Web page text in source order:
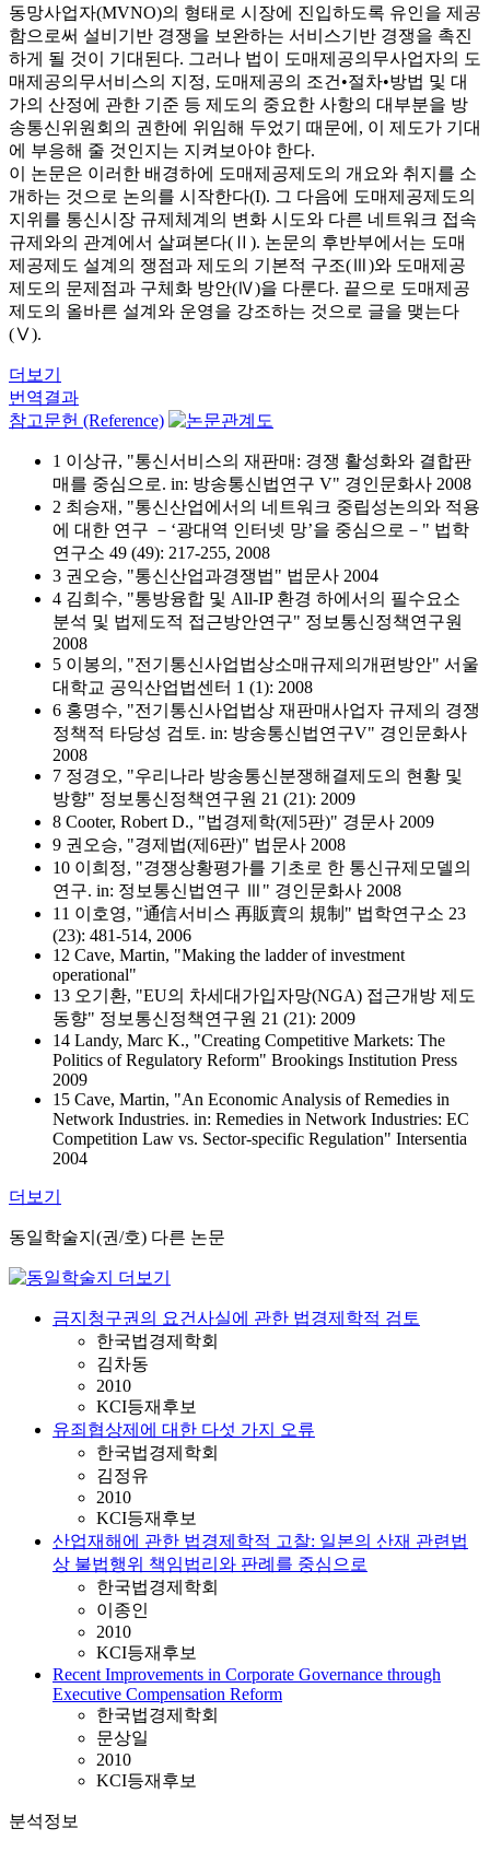
동망사업자(MVNO)의 형태로 시장에 진입하도록 유인을 제공
함으로써 설비기반 경쟁을 보완하는 서비스기반 경쟁을 촉진
하게 될 것이 기대된다. 그러나 법이 도매제공의무사업자의 도
매제공의무서비스의 지정, 도매제공의 조건•절차•방법 및 대
가의 산정에 관한 기준 등 제도의 중요한 사항의 대부분을 방
송통신위원회의 권한에 위임해 두었기 때문에, 이 제도가 기대
에 부응해 줄 것인지는 지켜보아야 한다.
이 논문은 이러한 배경하에 도매제공제도의 개요와 취지를 소
개하는 것으로 논의를 시작한다(I). 그 다음에 도매제공제도의
지위를 통신시장 규제체계의 변화 시도와 다른 네트워크 접속
규제와의 관계에서 살펴본다(Ⅱ). 논문의 후반부에서는 도매
제공제도 설계의 쟁점과 제도의 기본적 구조(Ⅲ)와 도매제공
제도의 문제점과 구체화 방안(Ⅳ)을 다룬다. 끝으로 도매제공
제도의 올바른 설계와 운영을 강조하는 것으로 글을 맺는다
(Ⅴ).
더보기
번역결과
참고문헌 (Reference)
1 이상규, "통신서비스의 재판매: 경쟁 활성화와 결합판
매를 중심으로. in: 방송통신법연구 V" 경인문화사 2008
2 최승재, "통신산업에서의 네트워크 중립성논의와 적용
에 대한 연구 －‘광대역 인터넷 망’을 중심으로－" 법학
연구소 49 (49): 217-255, 2008
3 권오승, "통신산업과경쟁법" 법문사 2004
4 김희수, "통방융합 및 All-IP 환경 하에서의 필수요소
분석 및 법제도적 접근방안연구" 정보통신정책연구원
2008
5 이봉의, "전기통신사업법상소매규제의개편방안" 서울
대학교 공익산업법센터 1 (1): 2008
6 홍명수, "전기통신사업법상 재판매사업자 규제의 경쟁
정책적 타당성 검토. in: 방송통신법연구V" 경인문화사
2008
7 정경오, "우리나라 방송통신분쟁해결제도의 현황 및
방향" 정보통신정책연구원 21 (21): 2009
8 Cooter, Robert D., "법경제학(제5판)" 경문사 2009
9 권오승, "경제법(제6판)" 법문사 2008
10 이희정, "경쟁상황평가를 기초로 한 통신규제모델의
연구. in: 정보통신법연구 Ⅲ" 경인문화사 2008
11 이호영, "通信서비스 再販賣의 規制" 법학연구소 23
(23): 481-514, 2006
12 Cave, Martin, "Making the ladder of investment
operational"
13 오기환, "EU의 차세대가입자망(NGA) 접근개방 제도
동향" 정보통신정책연구원 21 (21): 2009
14 Landy, Marc K., "Creating Competitive Markets: The
Politics of Regulatory Reform" Brookings Institution Press
2009
15 Cave, Martin, "An Economic Analysis of Remedies in
Network Industries. in: Remedies in Network Industries: EC
Competition Law vs. Sector-specific Regulation" Intersentia
2004
더보기
동일학술지(권/호) 다른 논문
금지청구권의 요건사실에 관한 법경제학적 검토
한국법경제학회
김차동
2010
KCI등재후보
유죄협상제에 대한 다섯 가지 오류
한국법경제학회
김정유
2010
KCI등재후보
산업재해에 관한 법경제학적 고찰: 일본의 산재 관련법
상 불법행위 책임법리와 판례를 중심으로
한국법경제학회
이종인
2010
KCI등재후보
Recent Improvements in Corporate Governance through
Executive Compensation Reform
한국법경제학회
문상일
2010
KCI등재후보
분석정보